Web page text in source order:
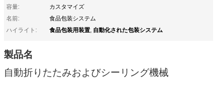
容量:
カスタマイズ
名前:
食品包装システム
ハイライト:
食品包装用装置, 自動化された包装システム
製品名
自動折りたたみおよびシーリング機械